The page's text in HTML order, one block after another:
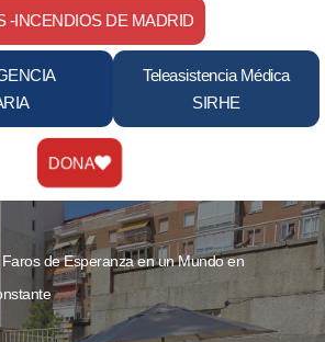
-INCENDIOS DE MADRID
Teleasistencia Médica
SIRHE
DONA
de Esperanza en un Mundo en